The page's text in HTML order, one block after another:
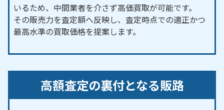
富岡新町／富岡東／富岡南／外屋敷／鳥屋越／堂屋
敷／中唐曽／中切／中小針／仲畑／中道／仲屋敷／
中山町／七ツ屋／西片草／西唐曽／西北野／西桑原
黒栄／羽黒桜海道／羽黒新赤坂／羽黒新田／羽黒新
いるため、中間業者を介さず高価買取が可能です。
その販売力を査定額へ反映し、査定時点での適正かつ
最高水準の買取価格を提案します。
高額査定の裏付となる販路